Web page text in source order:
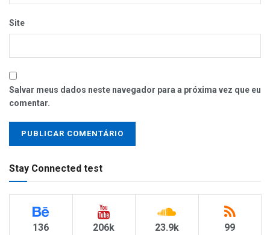
Site
Salvar meus dados neste navegador para a próxima vez que eu
comentar.
Stay Connected test
136 206k 23.9k 99